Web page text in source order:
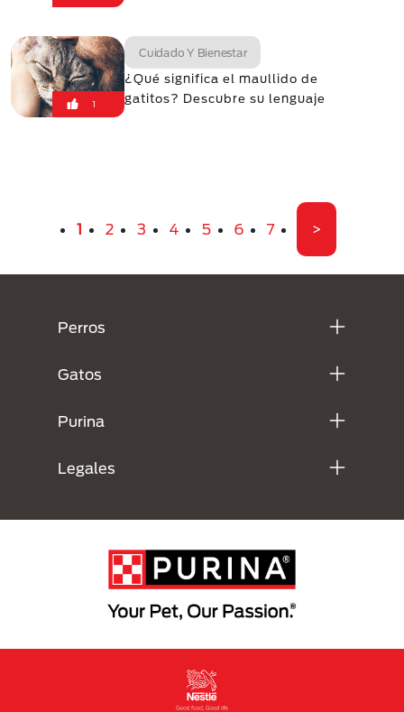
1
Cuidado Y Bienestar
¿Qué significa el maullido de
gatitos? Descubre su lenguaje
Página actual
1 Página
2 Página
3 Página
4 Página
5 Página
6 Página
7 Última
>
Perros
Gatos
Purina
Legales